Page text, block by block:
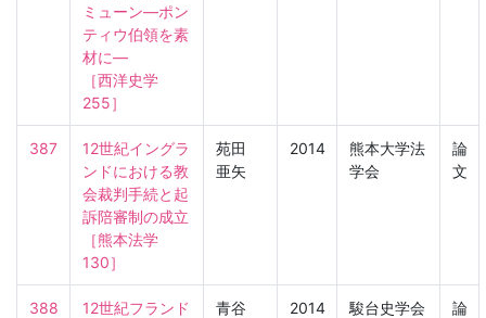
ミューン―ポン
ティウ伯領を素
材に―
［西洋史学
255］
387
12世紀イングラ
ンドにおける教
会裁判手続と起
訴陪審制の成立
［熊本法学
130］
苑田
亜矢
2014
熊本大学法
学会
論
文
388
12世紀フランド
青谷
2014 駿台史学会
論